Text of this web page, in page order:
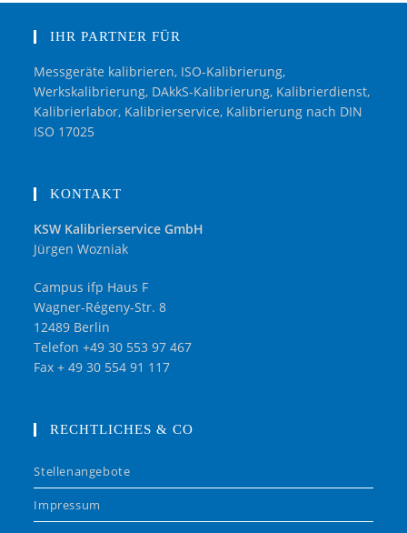
IHR PARTNER FÜR
Messgeräte kalibrieren, ISO-Kalibrierung,
Werkskalibrierung, DAkkS-Kalibrierung, Kalibrierdienst,
Kalibrierlabor, Kalibrierservice, Kalibrierung nach DIN
ISO 17025
KONTAKT
KSW Kalibrierservice GmbH
Jürgen Wozniak
Campus ifp Haus F
Wagner-Régeny-Str. 8
12489 Berlin
Telefon +49 30 553 97 467
Fax + 49 30 554 91 117
RECHTLICHES & CO
Stellenangebote
Impressum